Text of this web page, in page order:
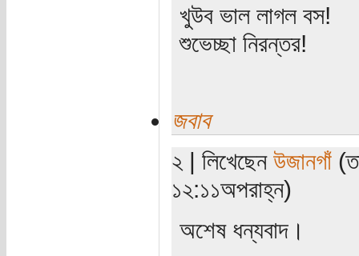
খুউব ভাল লাগল বস!
শুভেচ্ছা নিরন্তর!
জবাব
২ | লিখেছেন উজানগাঁ
১২:১১অপরাহ্ন)
অশেষ ধন্যবাদ।